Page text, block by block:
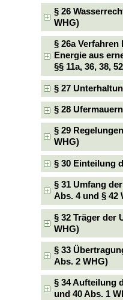
§ 26
WHG)
§ 26a
Energie aus
§§ 11a, 36, 38,
§ 27
§ 28
§ 29
WHG)
§ 30 Einteilung
§ 31 Umfang
Abs. 4 und § 42
§ 32 Träger der
WHG)
§ 33
Abs. 2 WHG)
§ 34 Aufteilung
und 40 Abs. 1